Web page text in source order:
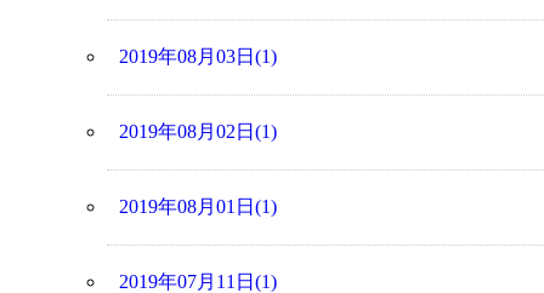
2019年08月03日(1)
2019年08月02日(1)
2019年08月01日(1)
2019年07月11日(1)